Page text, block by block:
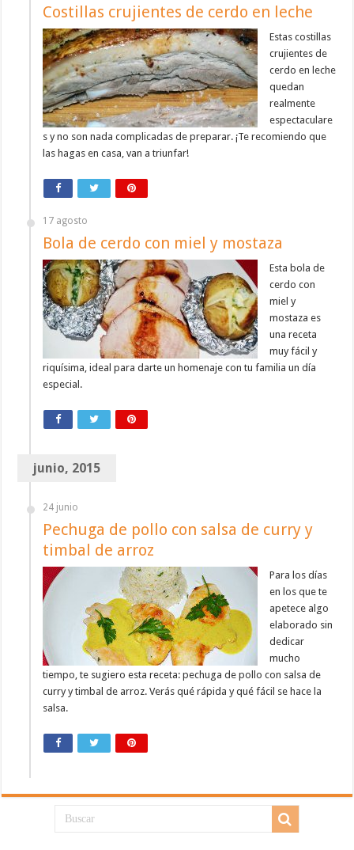
Costillas crujientes de cerdo en leche
Estas costillas
crujientes de
cerdo en leche
quedan
realmente
espectaculare
s y no son nada complicadas de preparar. ¡Te recomiendo que
las hagas en casa, van a triunfar!
17 agosto
Bola de cerdo con miel y mostaza
Esta bola de
cerdo con
miel y
mostaza es
una receta
muy fácil y
riquísima, ideal para darte un homenaje con tu familia un día
especial.
junio, 2015
24 junio
Pechuga de pollo con salsa de curry y
timbal de arroz
Para los días
en los que te
apetece algo
elaborado sin
dedicar
mucho
tiempo, te sugiero esta receta: pechuga de pollo con salsa de
curry y timbal de arroz. Verás qué rápida y qué fácil se hace la
salsa.